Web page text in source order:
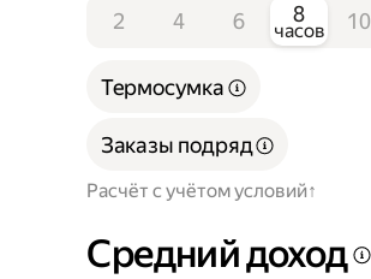
2 4 6 8
часов 10
Расчёт с учётом условий
Термосумка
Заказы подряд
Средний доход